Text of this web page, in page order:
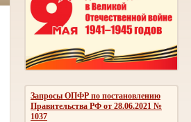
Запросы ОПФР по постановлению
Правительства РФ от 28.06.2021 №
1037